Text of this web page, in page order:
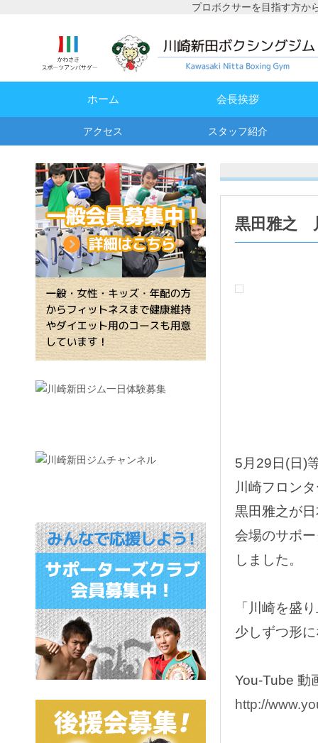
プロボクサーを目指す方か
ホーム 会長挨拶
アクセス スタッフ紹介
黒田雅之
5月29日(日)
川崎フロン
黒田雅之が
会場のサポ
しました。
「川崎を盛
少しずつ形
You-Tube 動
http://